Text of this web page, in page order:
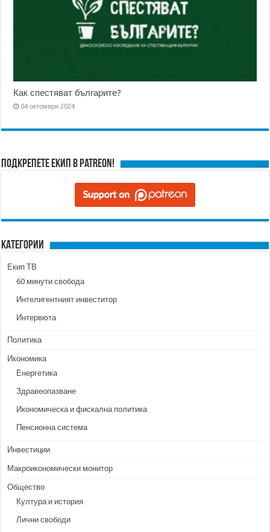
Как спестяват българите?
04 октомври 2024
Подкрепете ЕКИП в Patreon!
Категории
Екип ТВ
60 минути свобода
Интелигентният инвеститор
Интервюта
Политика
Икономика
Енергетика
Здравеопазване
Икономическа и фискална политика
Пенсионна система
Инвестиции
Макроикономически монитор
Общество
Култура и история
Лични свободи